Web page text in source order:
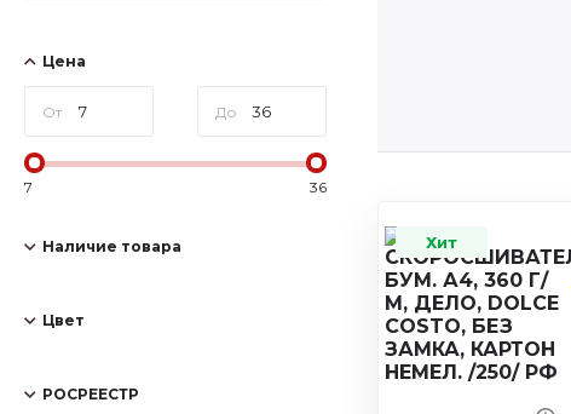
Цена
От До
7 36
Наличие товара
Цвет
РОСРЕЕСТР
Хит